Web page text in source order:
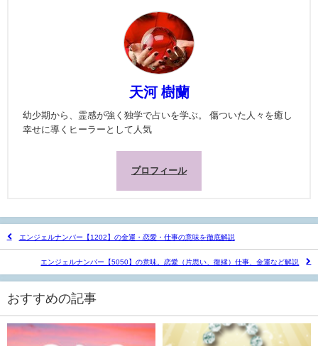
天河 樹蘭
幼少期から、霊感が強く独学で占いを学ぶ。 傷ついた人々を癒し
幸せに導くヒーラーとして人気
プロフィール
エンジェルナンバー【1202】の金運・恋愛・仕事の意味を徹底解説
エンジェルナンバー【5050】の意味。恋愛（片思い、復縁）仕事、金運など解説
おすすめの記事